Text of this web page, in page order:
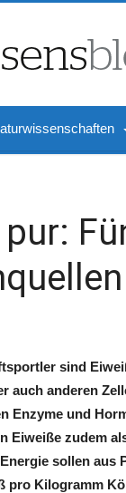
sind
auch anderen
Enzyme und
Eiweiße zudem
sollen aus
pro Kilogramm